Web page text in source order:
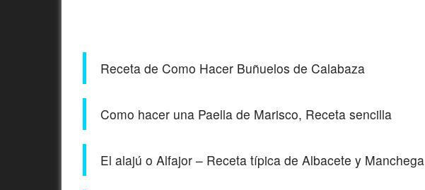
Receta de Como Hacer Buñuelos de Calabaza
Como hacer una Paella de Marisco, Receta sencilla
El alajú o Alfajor – Receta típica de Albacete y Manchega